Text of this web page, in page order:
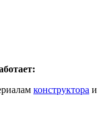
конструктора и